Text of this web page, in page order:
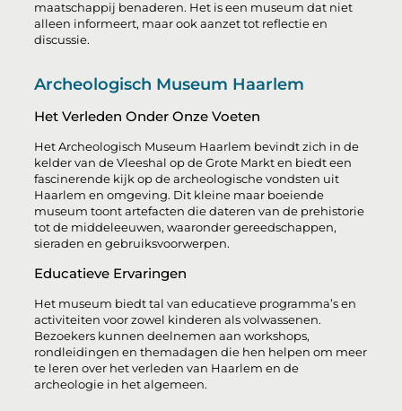
maatschappij benaderen. Het is een museum dat niet
alleen informeert, maar ook aanzet tot reflectie en
discussie.
Archeologisch Museum Haarlem
Het Verleden Onder Onze Voeten
Het Archeologisch Museum Haarlem bevindt zich in de
kelder van de Vleeshal op de Grote Markt en biedt een
fascinerende kijk op de archeologische vondsten uit
Haarlem en omgeving. Dit kleine maar boeiende
museum toont artefacten die dateren van de prehistorie
tot de middeleeuwen, waaronder gereedschappen,
sieraden en gebruiksvoorwerpen.
Educatieve Ervaringen
Het museum biedt tal van educatieve programma’s en
activiteiten voor zowel kinderen als volwassenen.
Bezoekers kunnen deelnemen aan workshops,
rondleidingen en themadagen die hen helpen om meer
te leren over het verleden van Haarlem en de
archeologie in het algemeen.